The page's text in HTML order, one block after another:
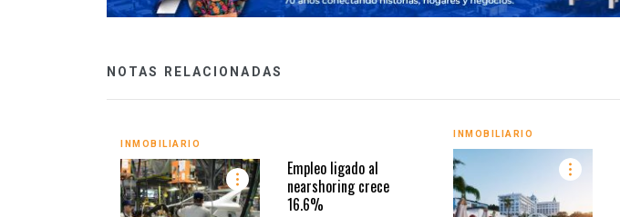
NOTAS RELACIONADAS
INMOBILIARIO
Empleo ligado al
nearshoring crece
16.6%
INMOBILIARIO